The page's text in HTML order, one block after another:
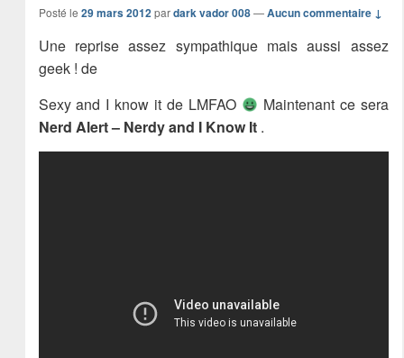
Posté le 29 mars 2012 pardark vador 008 —Aucun commentaire ↓
Une reprise assez sympathique mais aussi assez
geek ! de
Sexy and I know it de LMFAO
Maintenant ce sera
Nerd Alert – Nerdy and I Know It .